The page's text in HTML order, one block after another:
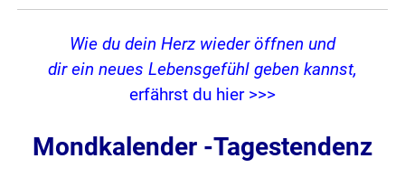
Wie du dein Herz wieder öffnen und
dir ein neues Lebensgefühl geben kannst,
erfährst du hier >>>
Mondkalender -Tagestendenz